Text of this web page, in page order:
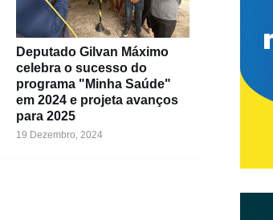
Deputado Gilvan Máximo
celebra o sucesso do
programa "Minha Saúde"
em 2024 e projeta avanços
para 2025
19 Dezembro, 2024